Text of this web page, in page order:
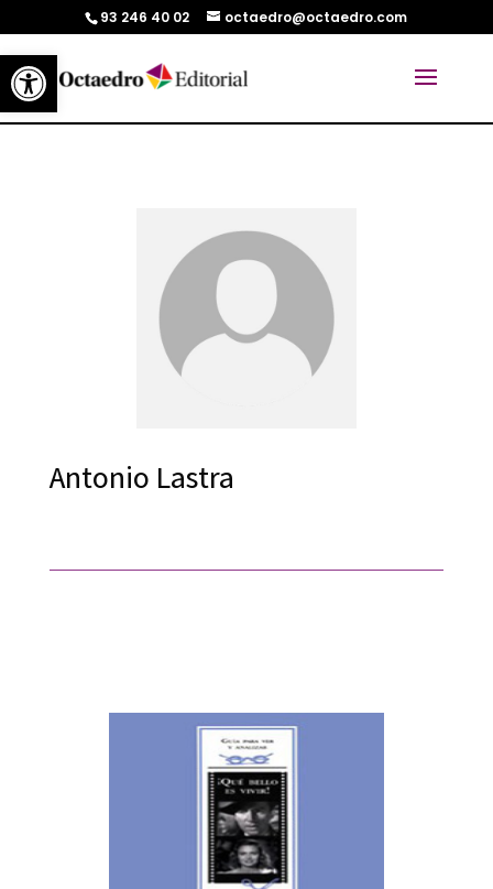
Abrir barra de herramientas
93 246 40 02 octaedro@octaedro.com
Antonio Lastra